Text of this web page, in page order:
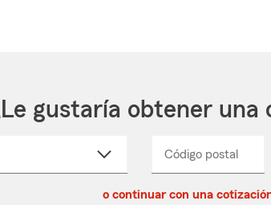
gustaría obtener una
Código postal
postal
postal
_____
o continuar con una